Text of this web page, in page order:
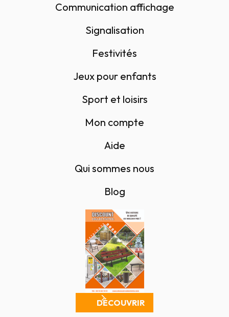
Communication affichage
Signalisation
Festivités
Jeux pour enfants
Sport et loisirs
Mon compte
Aide
Qui sommes nous
Blog
DÉCOUVRIR